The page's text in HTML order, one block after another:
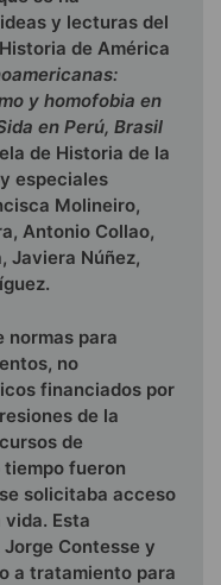
y lecturas del
de América
y homofobia en
en Perú, Brasil
de Historia de la
especiales
Molineiro,
Antonio Collao,
Javiera Núñez,
normas para
no
financiados por
de la
de
fueron
solicitaba acceso
Esta
Contesse y
a tratamiento para